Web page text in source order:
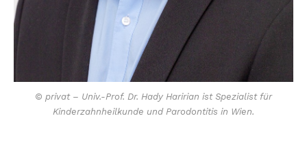
© privat – Univ.-Prof. Dr. Hady Haririan ist Spezialist für
Kinderzahnheilkunde und Parodontitis in Wien.